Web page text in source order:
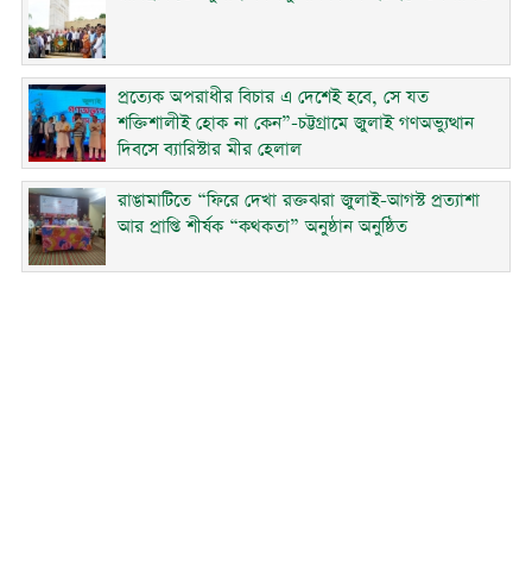
প্রত্যেক অপরাধীর বিচার এ দেশেই হবে, সে যত
শক্তিশালীই হোক না কেন”-চট্টগ্রামে জুলাই গণঅভ্যুত্থান
দিবসে ব্যারিস্টার মীর হেলাল
রাঙামাটিতে “ফিরে দেখা রক্তঝরা জুলাই-আগস্ট প্রত্যাশা
আর প্রাপ্তি শীর্ষক “কথকতা” অনুষ্ঠান অনুষ্ঠিত